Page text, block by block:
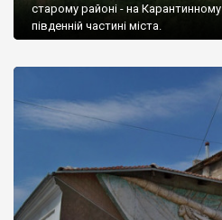
старому районі - на Карантинному
південній частині міста.